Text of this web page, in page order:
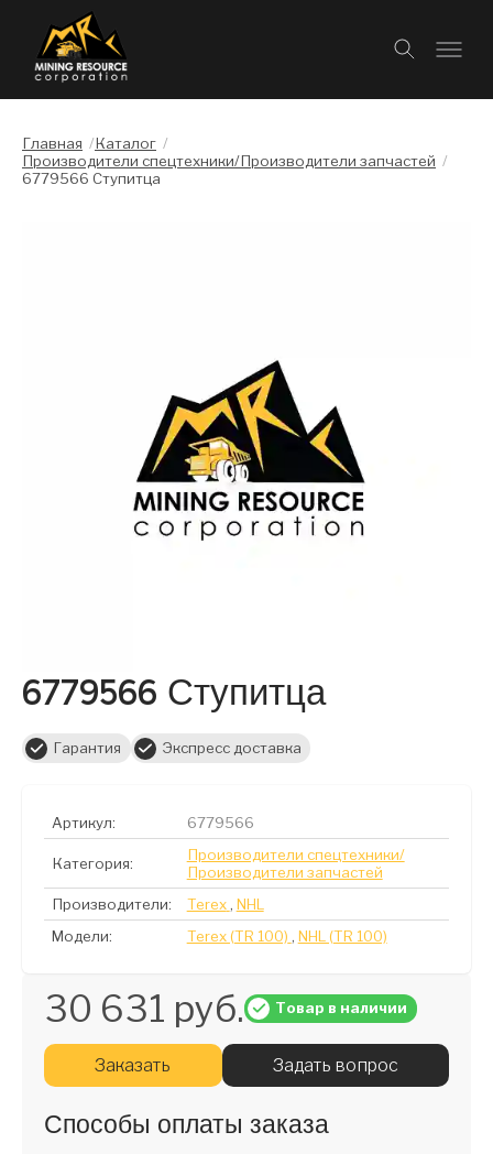
Главная /Каталог /
Производители спецтехники/Производители запчастей /
6779566 Ступитца
6779566 Ступитца
Гарантия Экспресс доставка
Артикул: 6779566
Категория:
Производители спецтехники/
Производители запчастей
Производители:
Terex , NHL
Модели:
Terex (TR 100) , NHL (TR 100)
30 631 руб. Товар в наличии
Заказать Задать вопрос
Способы оплаты заказа